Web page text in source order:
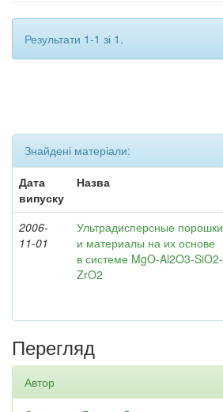
Результати 1-1 зі 1.
Знайдені матеріали:
Дата
випуску
Назва
2006-
11-01
Ультрадисперсные порошки
и материалы на их основе
в системе MgO-Al2O3-SiO2-
ZrO2
Перегляд
Автор